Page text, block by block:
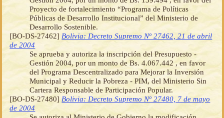
Proyecto de fortalecimiento “Programa de Políticas
Públicas de Desarrollo Institucional” del Ministerio de
Desarrollo Sostenible.
[BO-DS-27462] Bolivia: Decreto Supremo Nº 27462, 21 de abril
de 2004
Se aprueba y autoriza la inscripción del Presupuesto -
Gestión 2004, por un monto de Bs. 4.067.442 , en favor
del Programa Descentralizado para Mejorar la Inversión
Municipal y Reducir la Pobreza - PIM, del Ministerio Sin
Cartera Responsable de Participación Popular.
[BO-DS-27480]Bolivia: Decreto Supremo Nº 27480, 7 de mayo
de 2004